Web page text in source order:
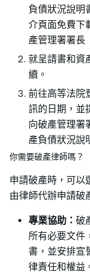
負債狀況說明
介頁面免費下
產管理署署長
就呈請書和資
續。
前往高等法院
訊的日期，並
向破產管理署
產負債狀況說
你需要破產律師嗎？
申請破產時，可以
由律師代辦申請破
專業協助： 破
所有必要文件
書，並安排宣
律責任和權益